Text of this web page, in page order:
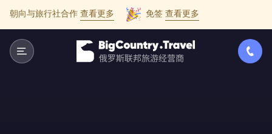
朝向与旅行社合作 查看更多 免签 查看更多